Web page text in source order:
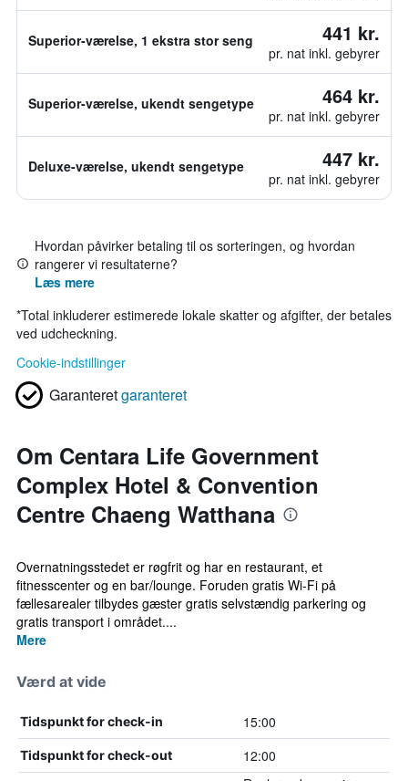
Superior-værelse, 1 ekstra stor seng 441 kr.
pr. nat inkl. gebyrer
Superior-værelse, ukendt sengetype 464 kr.
pr. nat inkl. gebyrer
Deluxe-værelse, ukendt sengetype 447 kr.
pr. nat inkl. gebyrer
Hvordan påvirker betaling til os sorteringen, og hvordan
rangerer vi resultaterne?
Læs mere
*Total inkluderer estimerede lokale skatter og afgifter, der betales
ved udcheckning.
Cookie-indstillinger
Garanteretgaranteret
Om Centara Life Government
Complex Hotel & Convention
Centre Chaeng Watthana
Overnatningsstedet er røgfrit og har en restaurant, et
fitnesscenter og en bar/lounge. Foruden gratis Wi-Fi på
fællesarealer tilbydes gæster gratis selvstændig parkering og
gratis transport i området....
Mere
Værd at vide
Tidspunkt for check-in 15:00
Tidspunkt for check-out 12:00